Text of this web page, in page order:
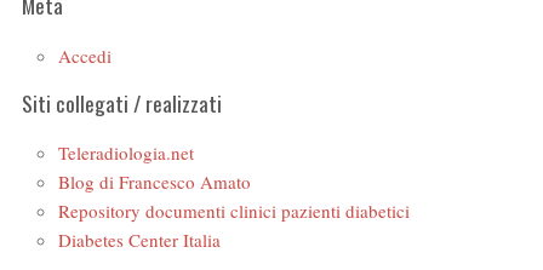
Accedi
Siti collegati / realizzati
Teleradiologia.net
Blog di Francesco Amato
Repository documenti clinici pazienti diabetici
Diabetes Center Italia